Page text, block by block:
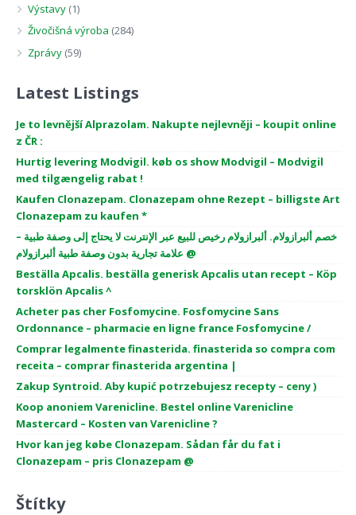
Výstavy (1)
Živočišná výroba (284)
Zprávy (59)
Latest Listings
Je to levnější Alprazolam. Nakupte nejlevněji – koupit online
z ČR :
Hurtig levering Modvigil. køb os show Modvigil – Modvigil
med tilgængelig rabat !
Kaufen Clonazepam. Clonazepam ohne Rezept – billigste Art
Clonazepam zu kaufen *
خصم ألبرازولام. ألبرازولام رخيص للبيع عبر الإنترنت لا يحتاج إلى وصفة طبية –
علامة تجارية بدون وصفة طبية ألبرازولام @
Beställa Apcalis. beställa generisk Apcalis utan recept – Köp
torsklön Apcalis ^
Acheter pas cher Fosfomycine. Fosfomycine Sans
Ordonnance – pharmacie en ligne france Fosfomycine /
Comprar legalmente finasterida. finasterida so compra com
receita – comprar finasterida argentina |
Zakup Syntroid. Aby kupić potrzebujesz recepty – ceny )
Koop anoniem Varenicline. Bestel online Varenicline
Mastercard – Kosten van Varenicline ?
Hvor kan jeg købe Clonazepam. Sådan får du fat i
Clonazepam – pris Clonazepam @
Štítky